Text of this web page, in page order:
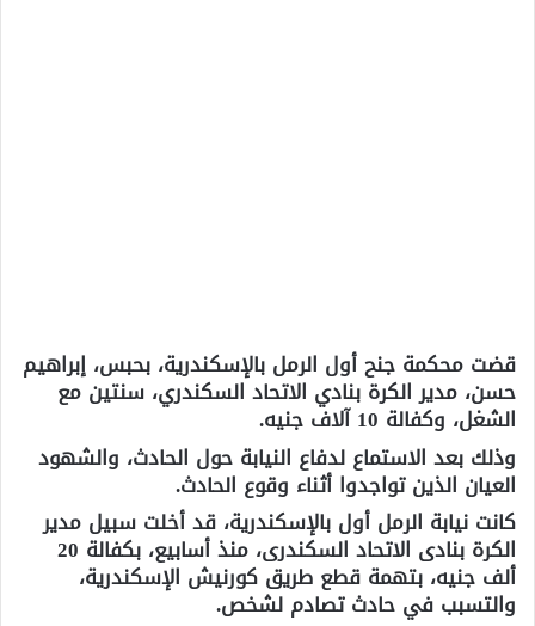
قضت محكمة جنح أول الرمل بالإسكندرية، بحبس، إبراهيم
حسن، مدير الكرة بنادي الاتحاد السكندري، سنتين مع
الشغل، وكفالة 10 آلاف جنيه.
وذلك بعد الاستماع لدفاع النيابة حول الحادث، والشهود
العيان الذين تواجدوا أثناء وقوع الحادث.
كانت نيابة الرمل أول بالإسكندرية، قد أخلت سبيل مدير
الكرة بنادى الاتحاد السكندرى، منذ أسابيع، بكفالة 20
ألف جنيه، بتهمة قطع طريق كورنيش الإسكندرية،
والتسبب في حادث تصادم لشخص.